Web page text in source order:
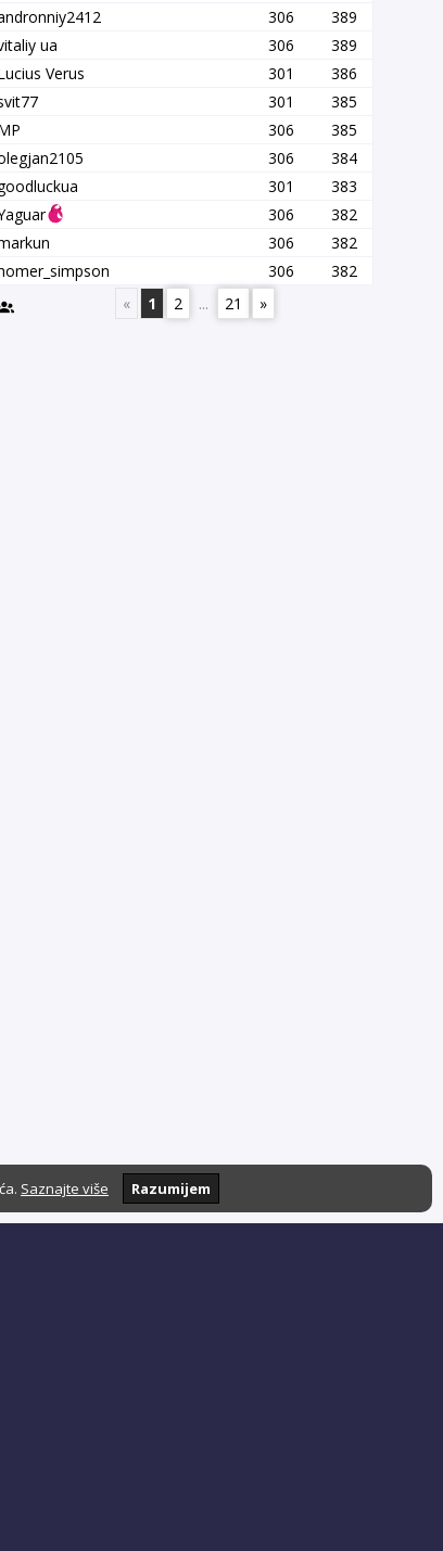
306
389
ua 306
389
Verus 301
386
301
385
306
385
306
384
301
383
306
382
306
382
306
382
«
1 2 ... 21 »
Saznajte više Razumijem